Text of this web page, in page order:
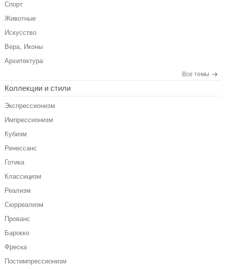
Спорт
Животные
Искусство
Вера, Иконы
Архитектура
Все темы
Коллекции и стили
Экспрессионизм
Импрессионизм
Кубизм
Ренессанс
Готика
Классицизм
Реализм
Сюрреализм
Прованс
Барокко
Фреска
Постимпрессионизм